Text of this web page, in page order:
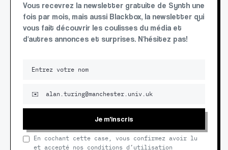
Vous recevrez la newsletter gratuite de Synth une
fois par mois, mais aussi Blackbox, la newsletter qui
vous fait découvrir les coulisses du média et
d'autres annonces et surprises. N'hésitez pas!
Je m'inscris
En cochant cette case, vous confirmez avoir lu
et accepté nos conditions d’utilisation